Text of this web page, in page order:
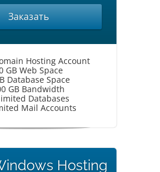
Заказать
Hosting Account
GB Web Space
Database Space
GB Bandwidth
Databases
Mail Accounts
Hosting